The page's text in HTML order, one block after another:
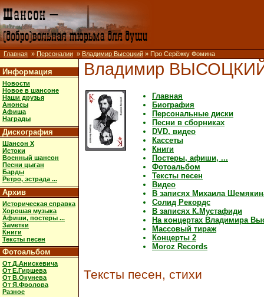
Главная » Персоналии » Владимир Высоцкий » Про Серёжку Фомина
Информация
Новости
Новое в шансоне
Наши друзья
Анонсы
Афиша
Награды
Дискография
Шансон X
Истоки
Военный шансон
Песни цыган
Барды
Ретро, эстрада ...
Архив
Историческая справка
Хорошая музыка
Афиши, постеры ...
Заметки
Книги
Тексты песен
Фотоальбом
От Д.Анискевича
От Е.Гиршева
От В.Окунева
От Я.Фролова
Разное
Владимир
Главная
Биография
Персональные диски
Песни в сборниках
DVD, видео
Кассеты
Книги
Постеры, афиши, ...
Фотоальбом
Тексты песен
Видео
В записях Михаила
Солид Рекордс
В записях К.Мустафиди
На концертах Владимира
Массовый тираж
Концерты 2
Moroz Records
Тексты песен, стихи